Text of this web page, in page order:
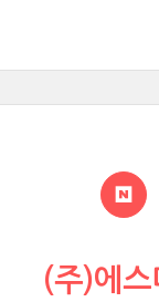
(주)에스